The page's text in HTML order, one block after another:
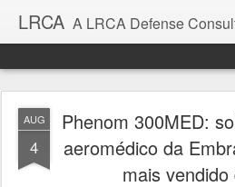
LRCA A LRCA Defense Consulting é uma entidade sem fins lucrativos que se dedica a produzir e divulgar notícias e análises
AUG
4
Phenom 300MED:
aeromédico da
mais